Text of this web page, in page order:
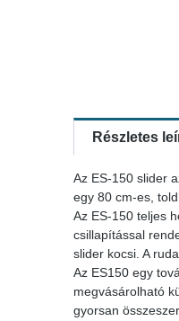
Részletes
Az ES-150 slider
egy 80 cm-es,
Az ES-150 teljes
csillapítással
slider kocsi. A
Az ES150 egy
megvásárolható
gyorsan